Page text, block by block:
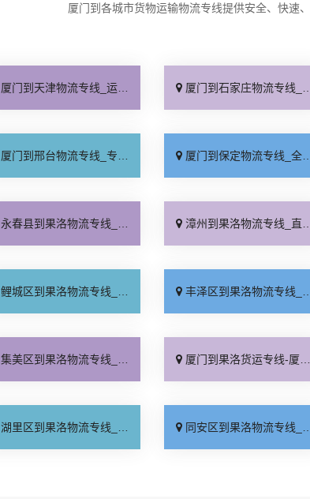
厦门到各城市货物运输物流专线提供安全、快速
厦门到天津物流专线_运保时效「高效快运」 厦门到石家庄物流专线_准时准点「多少公里」
厦门到邢台物流专线_专业靠谱「上门提货」 厦门到保定物流专线_全程直达「高效运输」
永春县到果洛物流专线_服务周到「多少公里」 漳州到果洛物流专线_直达往返「价格透明」
鲤城区到果洛物流专线_费用多少「市县闪送」 丰泽区到果洛物流专线_直达往返「准时准点」
集美区到果洛物流专线_直达往返「运价查询」 厦门到果洛货运专线-厦门到果洛物流公司_快速响应「收费介绍」
湖里区到果洛物流专线_准时到货「上门取件」 同安区到果洛物流专线_运价查询「服务周到」